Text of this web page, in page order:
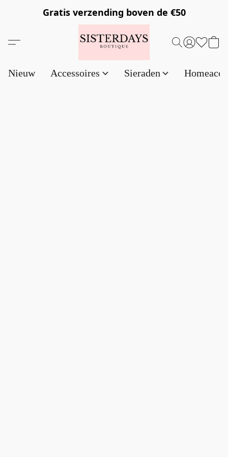
Gratis verzending boven de €50
Nieuw Accessoires Sieraden